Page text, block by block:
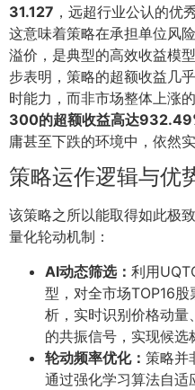
31.127 ，远超行业公认的优
这意味着策略在承担单位风
溢价，是典型的高效收益模型
步表明，策略的超额收益几
时能力，而非市场整体上涨
300的超额收益高达
庸甚至下跌的环境中，依然
策略运作逻辑与优
该策略之所以能取得如此极
量化轮动机制：
AI动态筛选： 利用
型，对全市场TOP16
析，实时识别价格动量
的共振信号，实现候选
轮动频率优化： 策略并
通过强化学习算法自适